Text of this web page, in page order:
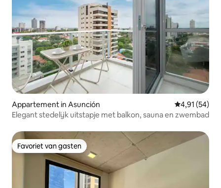
Appartement in Asunción Gemiddelde
4,91 (54)
Elegant stedelijk uitstapje met balkon, sauna en zwembad
Favoriet van gasten
Favoriet van gasten